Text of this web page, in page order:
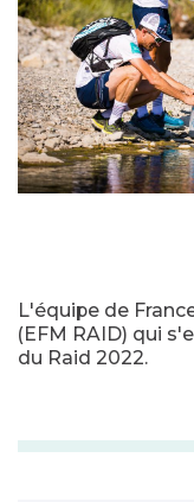
L'équipe de
(EFM RAID) qui
du Raid 2022.